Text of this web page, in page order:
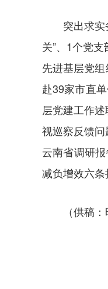
突出求
关”、1个党
先进基层党
赴39家市直
层党建工作
视巡察反馈
云南省调研
减负增效六
（供稿